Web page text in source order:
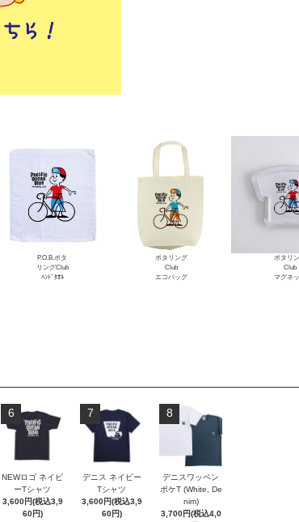
P.O.B.ポタ
リングClub
ﾊﾝﾄﾞﾀｵﾙ
ポタリング
Club
エコバッグ
ポタリ
Club
マグネ
6
NEWロゴ ネイビ
ーTシャツ
3,600円(税込3,9
60円)
7
デニス ネイビー
Tシャツ
3,600円(税込3,9
60円)
8
デニスワッペン
ポケT (White, De
nim)
3,700円(税込4,0